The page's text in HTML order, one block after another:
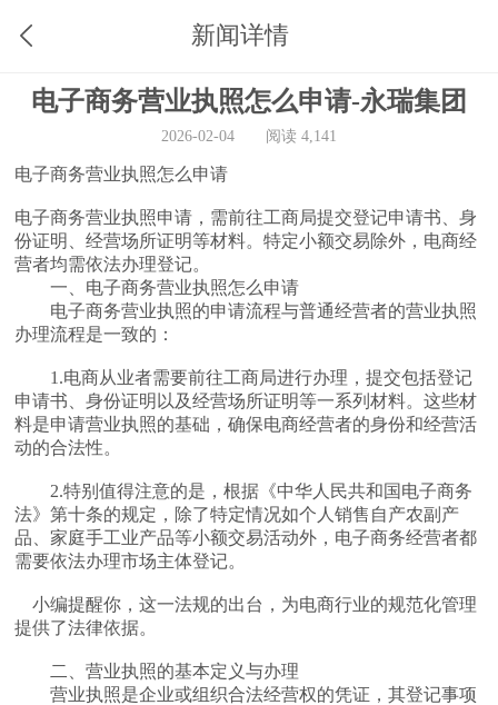
新闻详情
电子商务营业执照怎么申请-永瑞集团
2026-02-04 阅读 4,141
电子商务营业执照怎么申请
电子商务营业执照申请，需前往工商局提交登记申请书、身
份证明、经营场所证明等材料。特定小额交易除外，电商经
营者均需依法办理登记。
一、电子商务营业执照怎么申请
电子商务营业执照的申请流程与普通经营者的营业执照
办理流程是一致的：
1.电商从业者需要前往工商局进行办理，提交包括登记
申请书、身份证明以及经营场所证明等一系列材料。这些材
料是申请营业执照的基础，确保电商经营者的身份和经营活
动的合法性。
2.特别值得注意的是，根据《中华人民共和国电子商务
法》第十条的规定，除了特定情况如个人销售自产农副产
品、家庭手工业产品等小额交易活动外，电子商务经营者都
需要依法办理市场主体登记。
小编提醒你，这一法规的出台，为电商行业的规范化管理
提供了法律依据。
二、营业执照的基本定义与办理
营业执照是企业或组织合法经营权的凭证，其登记事项